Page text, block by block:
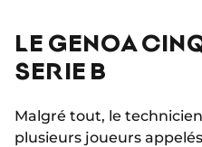
LE GENOA
SERIE B
Malgré tout, le
plusieurs joueurs